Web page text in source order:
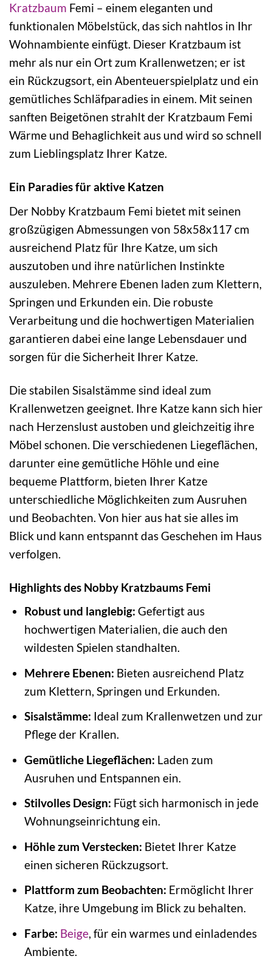
Kratzbaum Femi – einem eleganten und
funktionalen Möbelstück, das sich nahtlos in Ihr
Wohnambiente einfügt. Dieser Kratzbaum ist
mehr als nur ein Ort zum Krallenwetzen; er ist
ein Rückzugsort, ein Abenteuerspielplatz und ein
gemütliches Schläfparadies in einem. Mit seinen
sanften Beigetönen strahlt der Kratzbaum Femi
Wärme und Behaglichkeit aus und wird so schnell
zum Lieblingsplatz Ihrer Katze.
Ein Paradies für aktive Katzen
Der Nobby Kratzbaum Femi bietet mit seinen
großzügigen Abmessungen von 58x58x117 cm
ausreichend Platz für Ihre Katze, um sich
auszutoben und ihre natürlichen Instinkte
auszuleben. Mehrere Ebenen laden zum Klettern,
Springen und Erkunden ein. Die robuste
Verarbeitung und die hochwertigen Materialien
garantieren dabei eine lange Lebensdauer und
sorgen für die Sicherheit Ihrer Katze.
Die stabilen Sisalstämme sind ideal zum
Krallenwetzen geeignet. Ihre Katze kann sich hier
nach Herzenslust austoben und gleichzeitig ihre
Möbel schonen. Die verschiedenen Liegeflächen,
darunter eine gemütliche Höhle und eine
bequeme Plattform, bieten Ihrer Katze
unterschiedliche Möglichkeiten zum Ausruhen
und Beobachten. Von hier aus hat sie alles im
Blick und kann entspannt das Geschehen im Haus
verfolgen.
Highlights des Nobby Kratzbaums Femi
Robust und langlebig: Gefertigt aus
hochwertigen Materialien, die auch den
wildesten Spielen standhalten.
Mehrere Ebenen: Bieten ausreichend Platz
zum Klettern, Springen und Erkunden.
Sisalstämme: Ideal zum Krallenwetzen und zur
Pflege der Krallen.
Gemütliche Liegeflächen: Laden zum
Ausruhen und Entspannen ein.
Stilvolles Design: Fügt sich harmonisch in jede
Wohnungseinrichtung ein.
Höhle zum Verstecken: Bietet Ihrer Katze
einen sicheren Rückzugsort.
Plattform zum Beobachten: Ermöglicht Ihrer
Katze, ihre Umgebung im Blick zu behalten.
Farbe: Beige, für ein warmes und einladendes
Ambiente.